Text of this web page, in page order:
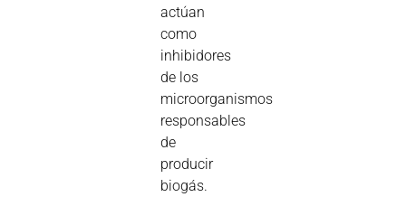
actúan
como
inhibidores
de los
microorganismos
responsables
de
producir
biogás.